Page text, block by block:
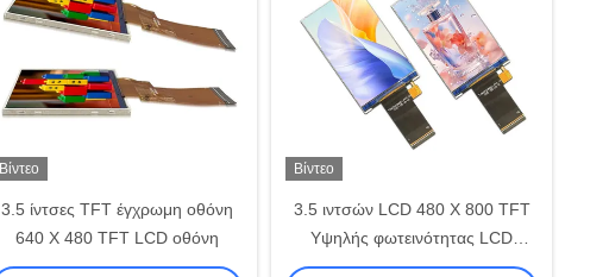
Βίντεο
3.5 ίντσες TFT έγχρωμη οθόνη
640 X 480 TFT LCD οθόνη
Βίντεο
3.5 ιντσών LCD 480 X 800 TFT
Υψηλής φωτεινότητας LCD
οθόνη μικρή οθόνη lcd